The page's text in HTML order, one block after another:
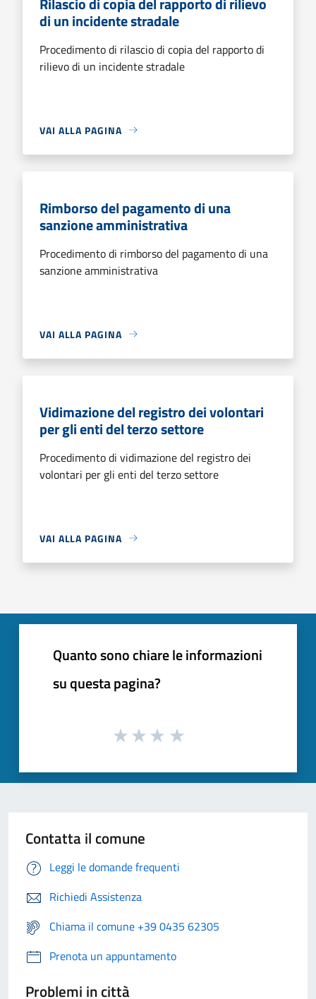
di un incidente stradale
Procedimento di rilascio di copia del rapporto di
rilievo di un incidente stradale
VAI ALLA PAGINA
Rimborso del pagamento di una
sanzione amministrativa
Procedimento di rimborso del pagamento di una
sanzione amministrativa
VAI ALLA PAGINA
Vidimazione del registro dei volontari
per gli enti del terzo settore
Procedimento di vidimazione del registro dei
volontari per gli enti del terzo settore
VAI ALLA PAGINA
Quanto sono chiare le informazioni
su questa pagina?
Contatta il comune
Leggi le domande frequenti
Richiedi Assistenza
Chiama il comune +39 0435 62305
Prenota un appuntamento
Problemi in città